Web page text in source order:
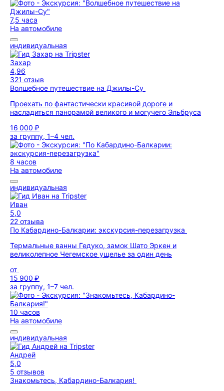
7,5 часа
На автомобиле
индивидуальная
Захар
4,96
321 отзыв
Волшебное путешествие на Джилы-Су
Проехать по фантастически красивой дороге и
насладиться панорамой великого и могучего Эльбруса
16 000 ₽
за группу, 1–4 чел.
8 часов
На автомобиле
индивидуальная
Иван
5,0
22 отзыва
По Кабардино-Балкарии: экскурсия-перезагрузка
Термальные ванны Гедуко, замок Шато Эркен и
великолепное Чегемское ущелье за один день
от
15 900 ₽
за группу, 1–7 чел.
10 часов
На автомобиле
индивидуальная
Андрей
5,0
5 отзывов
Знакомьтесь, Кабардино-Балкария!